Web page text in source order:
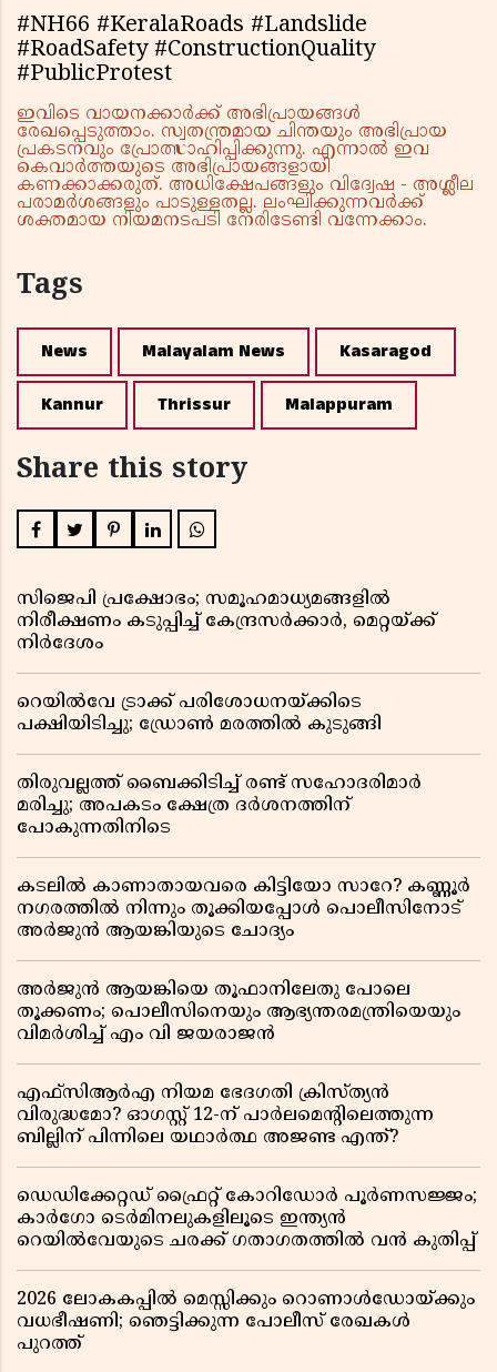
#NH66 #KeralaRoads #Landslide
#RoadSafety #ConstructionQuality
#PublicProtest
ഇവിടെ വായനക്കാർക്ക് അഭിപ്രായങ്ങൾ
രേഖപ്പെടുത്താം. സ്വതന്ത്രമായ ചിന്തയും അഭിപ്രായ
പ്രകടനവും പ്രോത്സാഹിപ്പിക്കുന്നു. എന്നാൽ ഇവ
കെവാർത്തയുടെ അഭിപ്രായങ്ങളായി
കണക്കാക്കരുത്. അധിക്ഷേപങ്ങളും വിദ്വേഷ - അശ്ലീല
പരാമർശങ്ങളും പാടുള്ളതല്ല. ലംഘിക്കുന്നവർക്ക്
ശക്തമായ നിയമനടപടി നേരിടേണ്ടി വന്നേക്കാം.
Tags
News Malayalam News Kasaragod
Kannur Thrissur Malappuram
Share this story
സിജെപി പ്രക്ഷോഭം; സമൂഹമാധ്യമങ്ങളിൽ
നിരീക്ഷണം കടുപ്പിച്ച് കേന്ദ്രസർക്കാർ, മെറ്റയ്ക്ക്
നിർദേശം
റെയിൽവേ ട്രാക്ക് പരിശോധനയ്ക്കിടെ
പക്ഷിയിടിച്ചു; ഡ്രോൺ മരത്തിൽ കുടുങ്ങി
തിരുവല്ലത്ത് ബൈക്കിടിച്ച് രണ്ട് സഹോദരിമാർ
മരിച്ചു; അപകടം ക്ഷേത്ര ദർശനത്തിന്
പോകുന്നതിനിടെ
കടലിൽ കാണാതായവരെ കിട്ടിയോ സാറേ? കണ്ണൂർ
നഗരത്തിൽ നിന്നും തൂക്കിയപ്പോൾ പൊലീസിനോട്
അർജുൻ ആയങ്കിയുടെ ചോദ്യം
അർജുൻ ആയങ്കിയെ തൂഫാനിലേതു പോലെ
തൂക്കണം; പൊലീസിനെയും ആഭ്യന്തരമന്ത്രിയെയും
വിമർശിച്ച് എം വി ജയരാജൻ
എഫ്സിആർഎ നിയമ ഭേദഗതി ക്രിസ്ത്യൻ
വിരുദ്ധമോ? ഓഗസ്റ്റ് 12-ന് പാർലമെന്റിലെത്തുന്ന
ബില്ലിന് പിന്നിലെ യഥാർത്ഥ അജണ്ട എന്ത്?
ഡെഡിക്കേറ്റഡ് ഫ്രൈറ്റ് കോറിഡോർ പൂർണസജ്ജം;
കാർഗോ ടെർമിനലുകളിലൂടെ ഇന്ത്യൻ
റെയിൽവേയുടെ ചരക്ക് ഗതാഗതത്തിൽ വൻ കുതിപ്പ്
2026 ലോകകപ്പിൽ മെസ്സിക്കും റൊണാൾഡോയ്ക്കും
വധഭീഷണി; ഞെട്ടിക്കുന്ന പോലീസ് രേഖകൾ
പുറത്ത്